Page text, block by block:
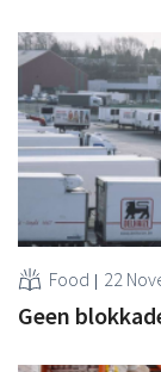
Food 22
Geen